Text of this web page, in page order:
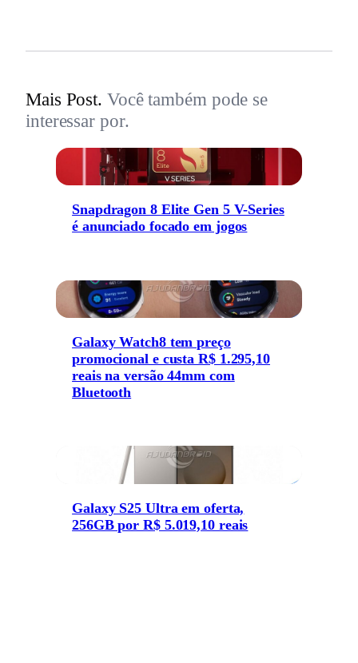
Mais Post. Você também pode se
interessar por.
Snapdragon 8 Elite Gen 5 V-Series
é anunciado focado em jogos
Galaxy Watch8 tem preço
promocional e custa R$ 1.295,10
reais na versão 44mm com
Bluetooth
Galaxy S25 Ultra em oferta,
256GB por R$ 5.019,10 reais